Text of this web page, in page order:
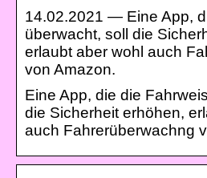
14.02.2021 — Eine App,
überwacht, soll die
erlaubt aber wohl auch
von Amazon.
Eine App, die die
die Sicherheit erhöhen,
auch Fahrerüberwachng